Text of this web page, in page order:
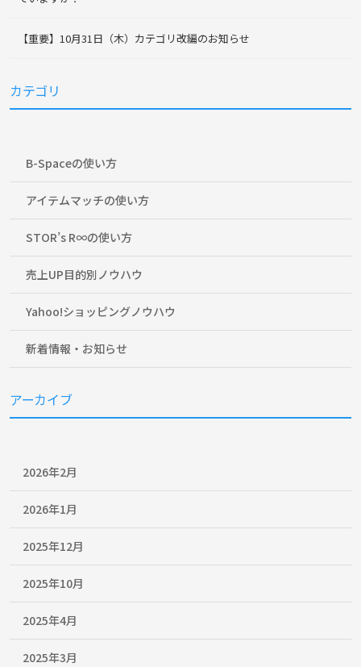
【重要】10月31日（木）カテゴリ改編のお知らせ
カテゴリ
B-Spaceの使い方
アイテムマッチの使い方
STOR’s R∞の使い方
売上UP目的別ノウハウ
Yahoo!ショッピングノウハウ
新着情報・お知らせ
アーカイブ
2026年2月
2026年1月
2025年12月
2025年10月
2025年4月
2025年3月